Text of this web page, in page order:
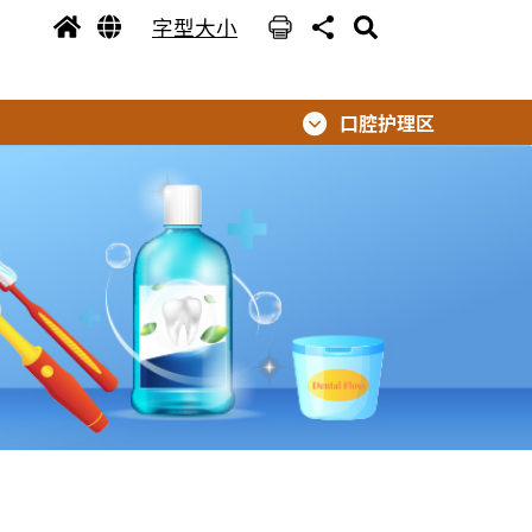
字型大小
口腔护理区